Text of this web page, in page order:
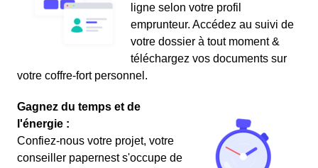
ligne selon votre profil
emprunteur. Accédez au suivi de
votre dossier à tout moment &
téléchargez vos documents sur
votre coffre-fort personnel.
Gagnez du temps et de
l'énergie :
Confiez-nous votre projet, votre
conseiller papernest s'occupe de